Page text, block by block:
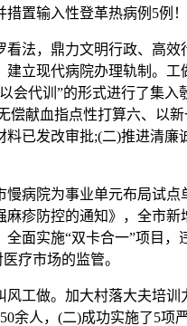
置输入性登革热病例5例！
法，鼎力文明行政、高效
建立现代病院办理轨制。工
会代训”的形式进行了集入
偿献血指点性打算六、以新
料已发改审批;(二)推进清廉
病院为事业单元布局试点
麻疹防控的通知》，全市新
全面实施“双卡合一”项目，
疗市场的监管。
工做。加大村落大夫培训
余人，(二)成功实施了5项